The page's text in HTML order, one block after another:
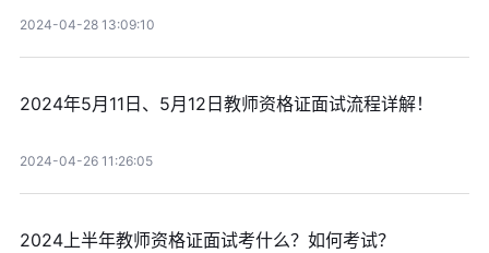
2024-04-28 13:09:10
2024年5月11日、5月12日教师资格证面试流程详解！
2024-04-26 11:26:05
2024上半年教师资格证面试考什么？如何考试？